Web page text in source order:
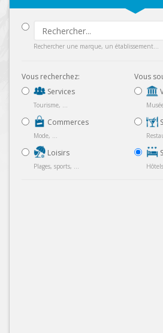
Rechercher une marque, un établissement...
Vous recherchez:
Services
Tourisme, ...
Commerces
Mode, ...
Loisirs
Plages, sports, ...
Vous